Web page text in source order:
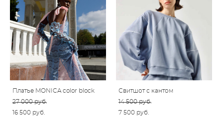
Платье MONICA color block
27 000 pуб.
16 500 pуб.
Свитшот с кантом
14 500 pуб.
7 500 pуб.